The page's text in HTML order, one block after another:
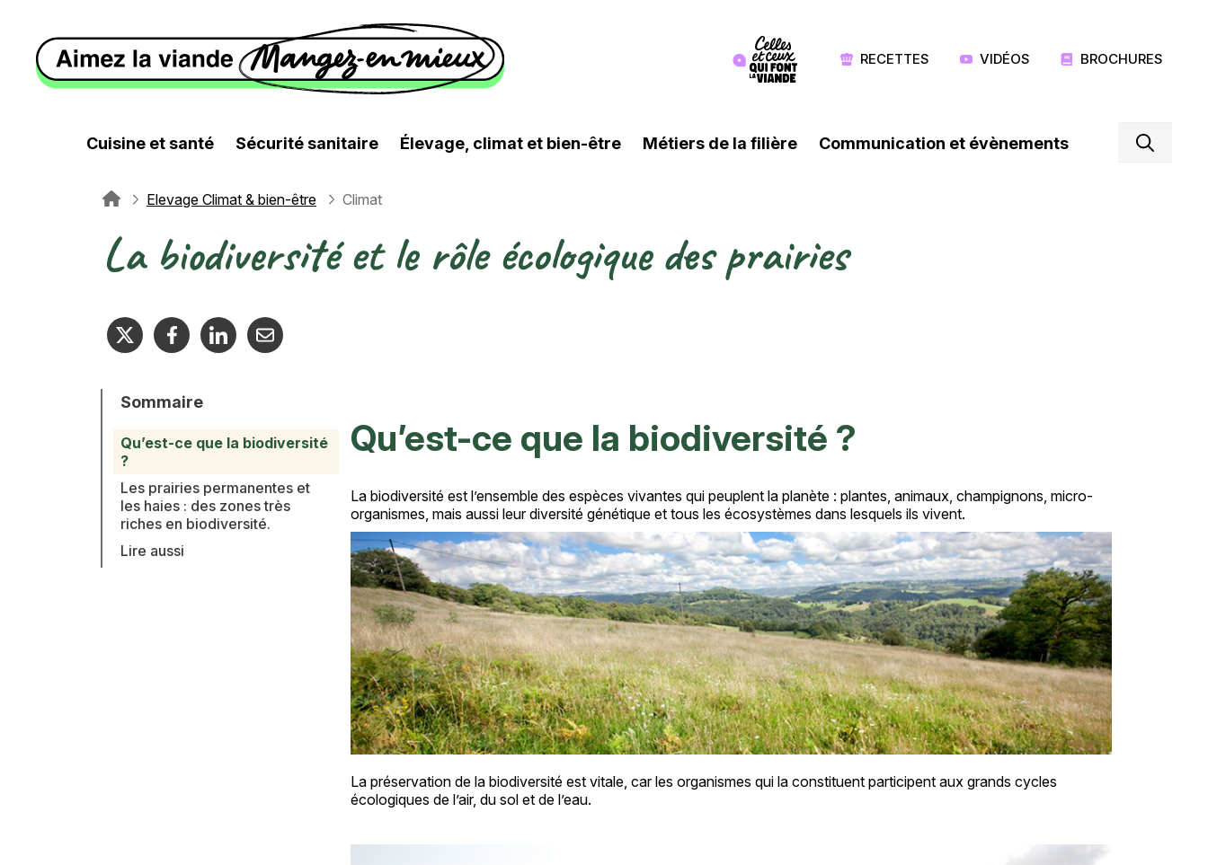
Image
RECETTES VIDÉOS BROCHURES
Cuisine et santé Sécurité sanitaire Élevage, climat et bien-être Métiers de la filière Communication et évènements
Fil d'ArianeElevage Climat & bien-être Climat
La biodiversité et le rôle écologique des prairies
Sommaire
Qu’est-ce que la biodiversité
?
Les prairies permanentes et
les haies : des zones très
riches en biodiversité.
Lire aussi
Qu’est-ce que la biodiversité ?
Texte
La biodiversité est l’ensemble des espèces vivantes qui peuplent la planète : plantes, animaux, champignons, micro-
organismes, mais aussi leur diversité génétique et tous les écosystèmes dans lesquels ils vivent.
La préservation de la biodiversité est vitale, car les organismes qui la constituent participent aux grands cycles
écologiques de l’air, du sol et de l’eau.